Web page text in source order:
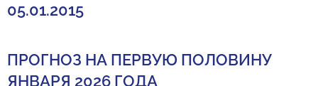
05.01.2015
ПРОГНОЗ НА ПЕРВУЮ ПОЛОВИНУ
ЯНВАРЯ 2026 ГОДА